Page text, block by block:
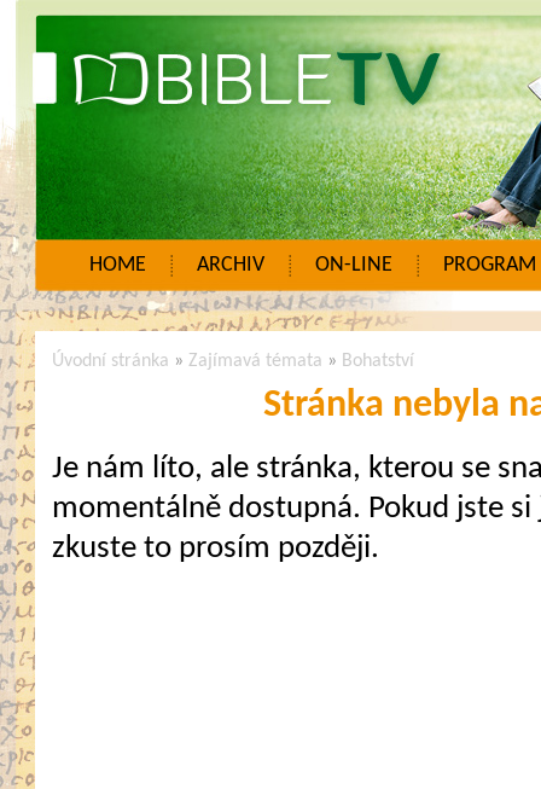
HOME ARCHIV ON-LINE PROGRAM
Úvodní stránka »Zajímavá témata » Bohatství
Stránka nebyla
Je nám líto, ale stránka, kterou se
momentálně dostupná. Pokud jste
zkuste to prosím později.